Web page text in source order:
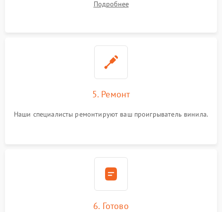
Подробнее
5. Ремонт
Наши специалисты ремонтируют ваш проигрыватель винила.
6. Готово